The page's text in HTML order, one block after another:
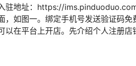
驻地址：https://
，如图一。绑定手机号发送验证码
以在平台上开店。先介绍个人注册店